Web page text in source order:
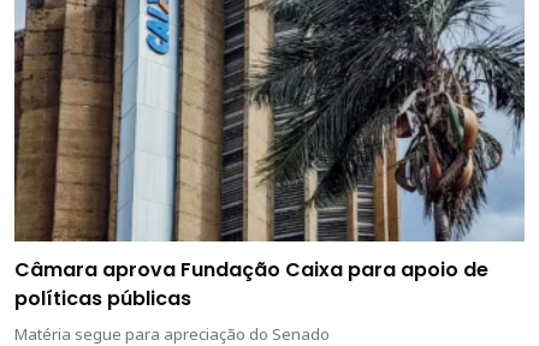
Câmara aprova Fundação Caixa para apoio de
políticas públicas
Matéria segue para apreciação do Senado